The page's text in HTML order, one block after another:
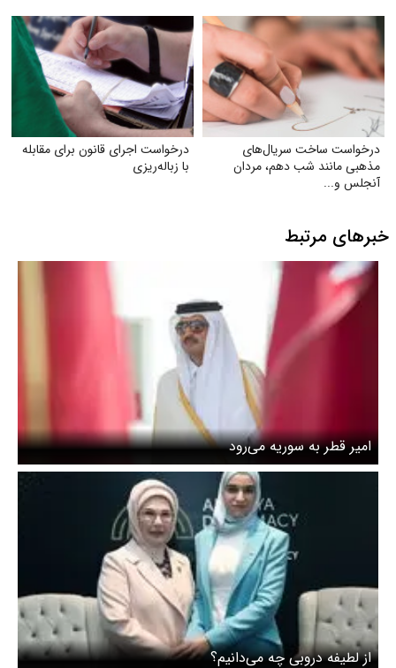
درخواست ساخت سریال‌های
مذهبی مانند شب دهم، مردان
آنجلس و...
درخواست اجرای قانون برای مقابله
با زباله‌ریزی
خبرهای مرتبط
امیر قطر به سوریه می‌رود
از لطیفه دروبی چه می‌دانیم؟